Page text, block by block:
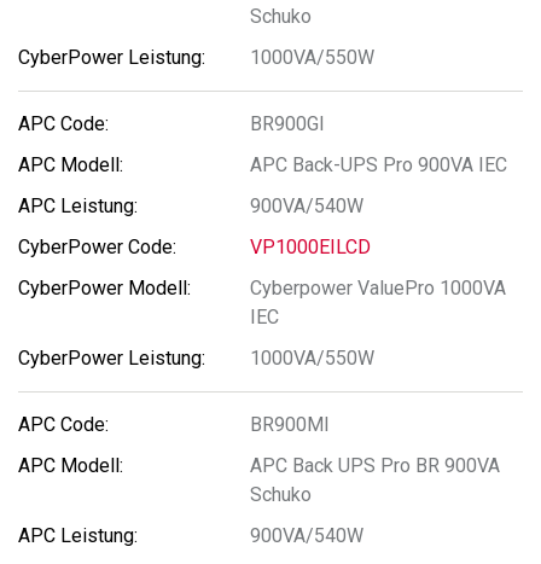
Schuko
1000VA/550W
BR900GI
APC Back-UPS Pro 900VA IEC
900VA/540W
VP1000EILCD
Cyberpower ValuePro 1000VA
IEC
1000VA/550W
BR900MI
APC Back UPS Pro BR 900VA
Schuko
900VA/540W